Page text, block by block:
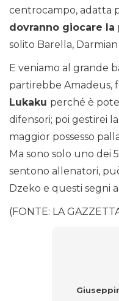
centrocampo, adatta
dovranno giocare
solito Barella,
E veniamo al grande
partirebbe Amadeus,
Lukaku perché è
difensori; poi gestirei
maggior possesso
Ma sono solo uno dei
sentono allenatori,
Dzeko e questi segni al
(FONTE: LA